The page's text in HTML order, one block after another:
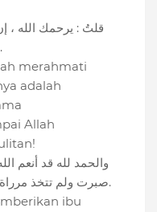
قلتُ : يرحمك الله ،
يسرا ، فاصبري حتى يفرج الله عنك .
merahmati
adalah
Allah
والحمد لله قد أنعم
صبرت ولم تتخذ مرراة العلاج سبباً لتركه.فتنبه يا رعاك الله.
ibu